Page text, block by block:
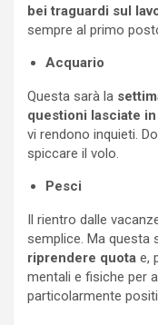
bei traguardi sul
sempre al primo
Acquario
Questa sarà la
questioni lasciate
vi rendono inquieti.
spiccare il volo.
Pesci
Il rientro dalle
semplice. Ma questa
riprendere quota e,
mentali e fisiche per
particolarmente